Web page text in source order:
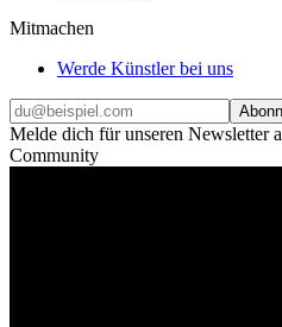
Mitmachen
Werde Künstler bei uns
Melde dich für unseren Newsletter
Community